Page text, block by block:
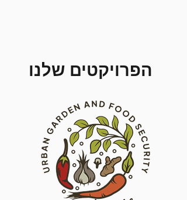
הפרויקטים שלנו